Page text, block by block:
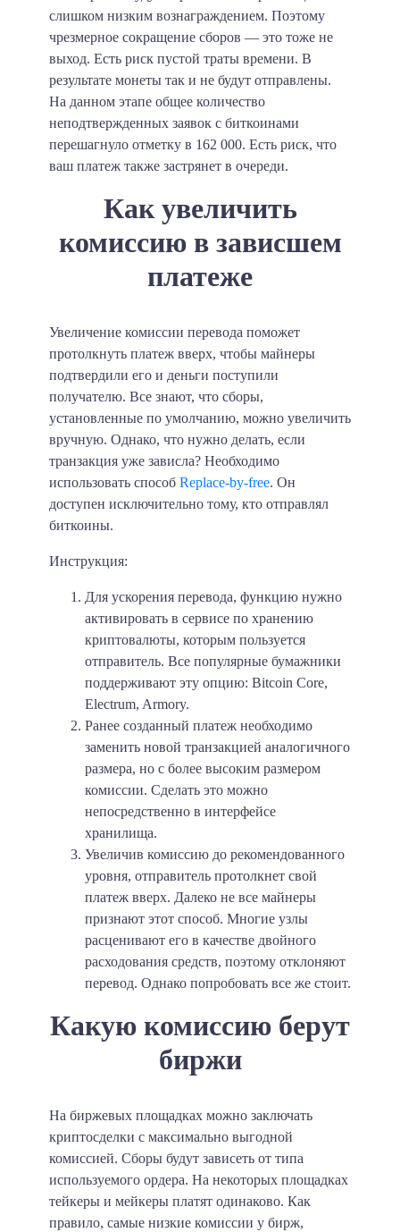
слишком низким вознаграждением. Поэтому
чрезмерное сокращение сборов — это тоже не
выход. Есть риск пустой траты времени. В
результате монеты так и не будут отправлены.
На данном этапе общее количество
неподтвержденных заявок с биткоинами
перешагнуло отметку в 162 000. Есть риск, что
ваш платеж также застрянет в очереди.
Как увеличить
комиссию в зависшем
платеже
Увеличение комиссии перевода поможет
протолкнуть платеж вверх, чтобы майнеры
подтвердили его и деньги поступили
получателю. Все знают, что сборы,
установленные по умолчанию, можно увеличить
вручную. Однако, что нужно делать, если
транзакция уже зависла? Необходимо
использовать способ Replace-by-free. Он
доступен исключительно тому, кто отправлял
биткоины.
Инструкция:
Для ускорения перевода, функцию нужно
активировать в сервисе по хранению
криптовалюты, которым пользуется
отправитель. Все популярные бумажники
поддерживают эту опцию: Bitcoin Core,
Electrum, Armory.
Ранее созданный платеж необходимо
заменить новой транзакцией аналогичного
размера, но с более высоким размером
комиссии. Сделать это можно
непосредственно в интерфейсе
хранилища.
Увеличив комиссию до рекомендованного
уровня, отправитель протолкнет свой
платеж вверх. Далеко не все майнеры
признают этот способ. Многие узлы
расценивают его в качестве двойного
расходования средств, поэтому отклоняют
перевод. Однако попробовать все же стоит.
Какую комиссию берут
биржи
На биржевых площадках можно заключать
криптосделки с максимально выгодной
комиссией. Сборы будут зависеть от типа
используемого ордера. На некоторых площадках
тейкеры и мейкеры платят одинаково. Как
правило, самые низкие комиссии у бирж,